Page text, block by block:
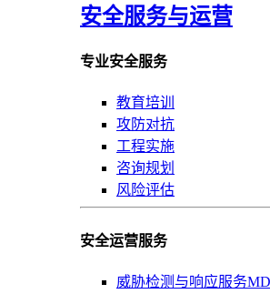
安全服务与运营
专业安全服务
教育培训
攻防对抗
工程实施
咨询规划
风险评估
安全运营服务
威胁检测与响应服务